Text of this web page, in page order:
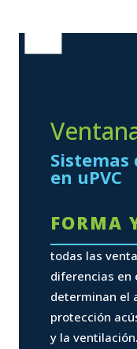
Sistemas
en uPVC
FORMA
todas las
diferencias en
determinan el
protección
y la